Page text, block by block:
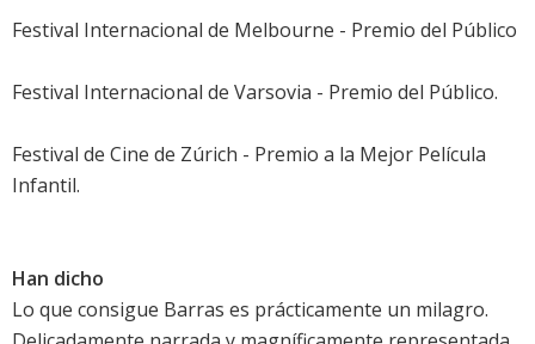
Festival Internacional de Melbourne - Premio del Público
Festival Internacional de Varsovia - Premio del Público.
Festival de Cine de Zúrich - Premio a la Mejor Película
Infantil.
Han dicho
Lo que consigue Barras es prácticamente un milagro.